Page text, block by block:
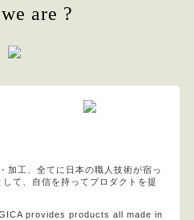
are ?
加工、全てに日本の職人技術が宿っ
て、自信を持ってプロダクトを提
provides products all made in